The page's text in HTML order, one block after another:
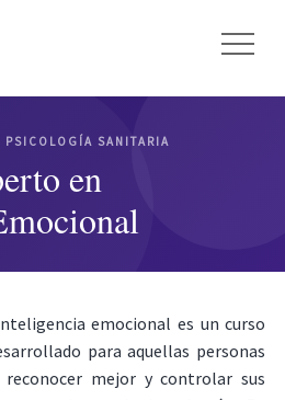
SANITARIA
en
emocional es un curso
para aquellas personas
reconocer mejor y controlar sus